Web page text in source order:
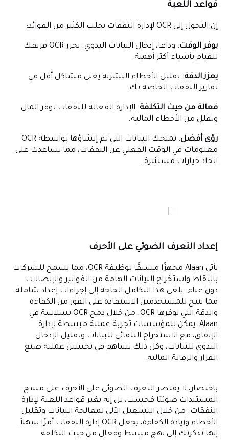
قواعد اللعبة
إن التحول إلى OCR لإدارة النفقات يجلب الكثير من الفوائد:
يوفر الوقت
: وداعا، إدخال البيانات اليدوي. يحرر OCR فريقك
للقيام بأشياء أكثر أهمية.
يعزز الدقة: تقليل الأخطاء البشرية يعني مشاكل أقل في
تقارير النفقات الخاصة بك.
فعالة من حيث التكلفة: الإدارة الفعالة للنفقات توفر المال
وتقلل من الأخطاء المالية.
رؤى أفضل
: تمنحك البيانات التي تم إنشاؤها بواسطة OCR
معلومات في الوقت الفعلي عن النفقات، مما يساعدك على
اتخاذ خيارات مستنيرة.
إعداد التعرف الضوئي على الأحرف
يأتي Alaan مجهزًا مسبقًا بوظيفة OCR، مما يسمح للشركات
بالتقاط واستخراج البيانات الهامة من الفواتير والإيصالات
دون عناء. يلغي هذا التكامل الحاجة إلى إجراءات إعداد شاملة،
مما يتيح للمستخدمين الاستفادة على الفور من الكفاءة
والدقة التي يوفرها OCR. من خلال دمج OCR بسلاسة في
Alaan، يمكن للمؤسسات تجربة عملية مبسطة لإدارة
الإنفاق، مع الاستخراج التلقائي للبيانات وتقليل الإدخال
اليدوي للبيانات، وكل ذلك يساهم في تحسين عملية صنع
القرار والرقابة المالية.
باختصار، لا يقتصر التعرف الضوئي على الأحرف على مسح
المستندات ضوئيًا فحسب، بل إنه يغير قواعد اللعبة لإدارة
النفقات. من خلال التشغيل الآلي لمعالجة البيانات وتقليل
الأخطاء وزيادة الكفاءة، يجعل OCR إدارة النفقات أمرًا سهلاً.
إنها تذكرتك إلى نهج مبسط وفعال من حيث التكلفة